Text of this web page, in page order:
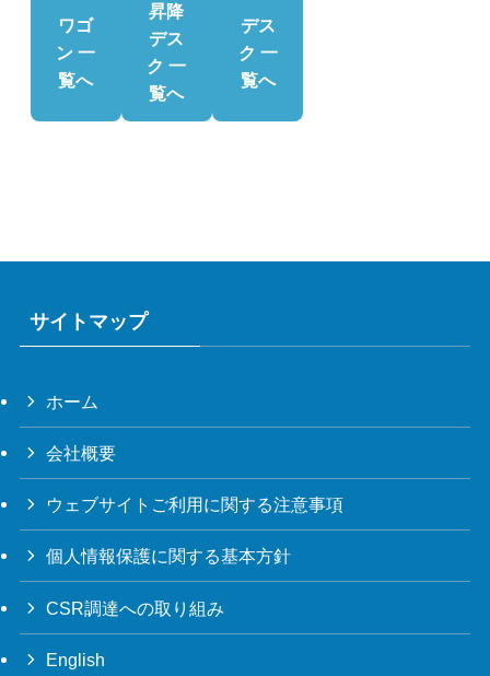
ワゴ
ン 一
覧へ
昇降
デス
ク 一
覧へ
デス
ク 一
覧へ
サイトマップ
ホーム
会社概要
ウェブサイトご利用に関する注意事項
個人情報保護に関する基本方針
CSR調達への取り組み
English